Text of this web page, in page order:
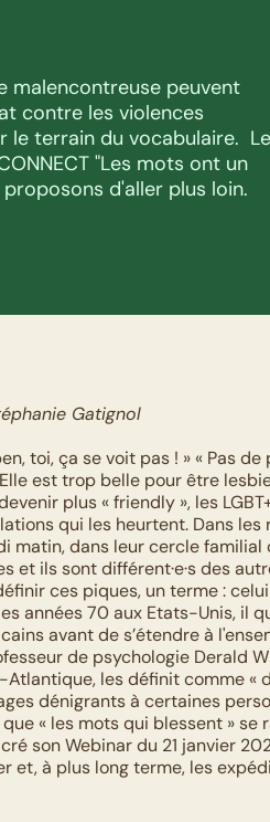
malencontreuse peuvent
contre les violences
le terrain du vocabulaire.  Le
"Les mots ont un
d'aller plus loin.
Gatignol
toi, ça se voit pas ! » « Pas
est trop belle pour être
plus « friendly », les
qui les heurtent. Dans
matin, dans leur cercle
et ils sont différent·e·s des
ces piques, un terme :
années 70 aux Etats-Unis, il
avant de s’étendre à
de psychologie Derald
les définit comme «
dénigrants à certaines
que « les mots qui blessent »
son Webinar du 21 janvier
et, à plus long terme, les